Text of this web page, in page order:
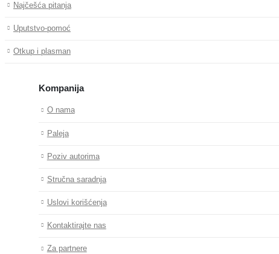
Najčešća pitanja
Uputstvo-pomoć
Otkup i plasman
Kompanija
O nama
Paleja
Poziv autorima
Stručna saradnja
Uslovi korišćenja
Kontaktirajte nas
Za partnere